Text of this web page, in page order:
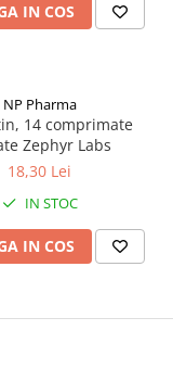
IN COS
NP Pharma
14 comprimate
Zephyr Labs
18,30 Lei
IN STOC
IN COS